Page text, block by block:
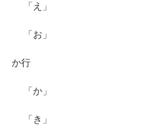
「え」
「お」
か行
「か」
「き」